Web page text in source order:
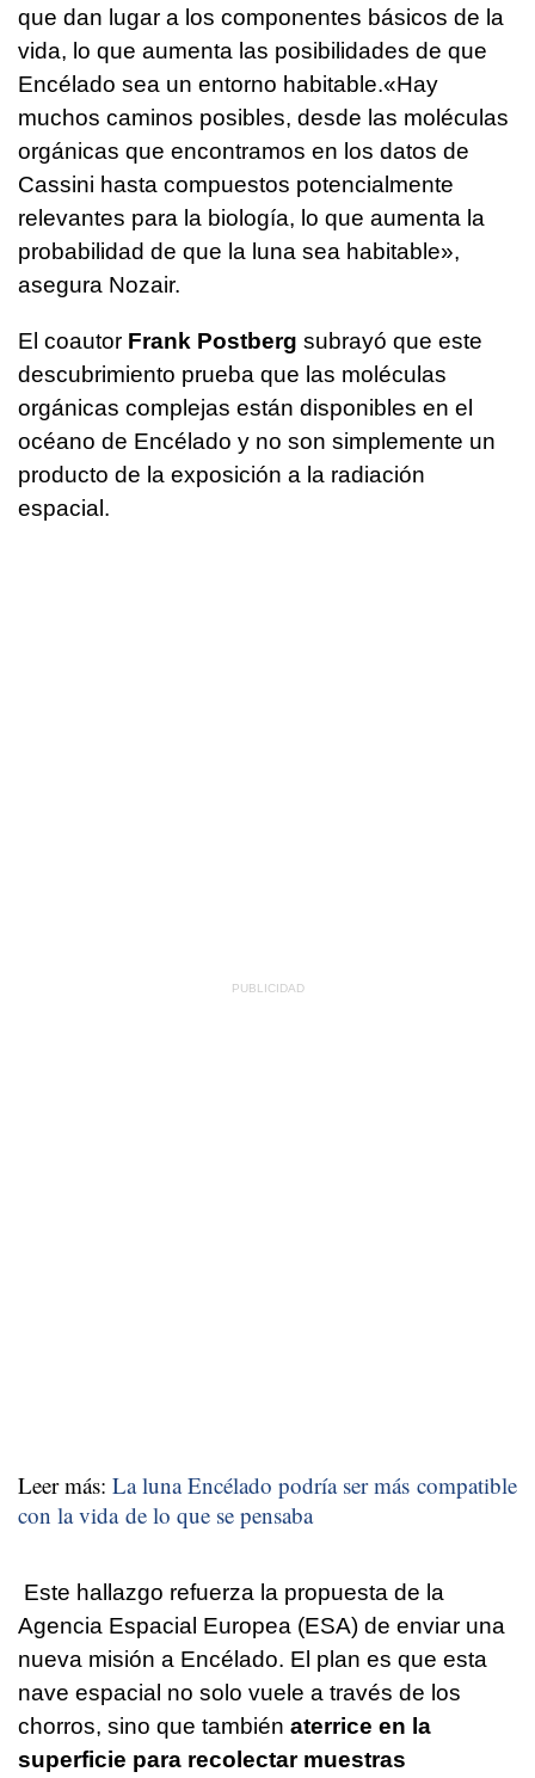
que dan lugar a los componentes básicos de la
vida, lo que aumenta las posibilidades de que
Encélado sea un entorno habitable.«Hay
muchos caminos posibles, desde las moléculas
orgánicas que encontramos en los datos de
Cassini hasta compuestos potencialmente
relevantes para la biología, lo que aumenta la
probabilidad de que la luna sea habitable»,
asegura Nozair.
El coautor Frank Postberg subrayó que este
descubrimiento prueba que las moléculas
orgánicas complejas están disponibles en el
océano de Encélado y no son simplemente un
producto de la exposición a la radiación
espacial.
Leer más: La luna Encélado podría ser más compatible
con la vida de lo que se pensaba
Este hallazgo refuerza la propuesta de la
Agencia Espacial Europea (ESA) de enviar una
nueva misión a Encélado. El plan es que esta
nave espacial no solo vuele a través de los
chorros, sino que también aterrice en la
superficie para recolectar muestras